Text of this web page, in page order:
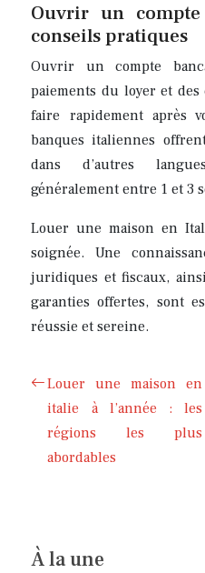
Ouvrir un
conseils pratiques
Ouvrir un compte
paiements du loyer et
faire rapidement après
banques italiennes
dans d’autres
généralement entre 1 et 3
Louer une maison en
soignée. Une
juridiques et fiscaux,
garanties offertes, sont
réussie et sereine.
Louer une maison en
italie à l’année : les
régions les plus
abordables
À la une